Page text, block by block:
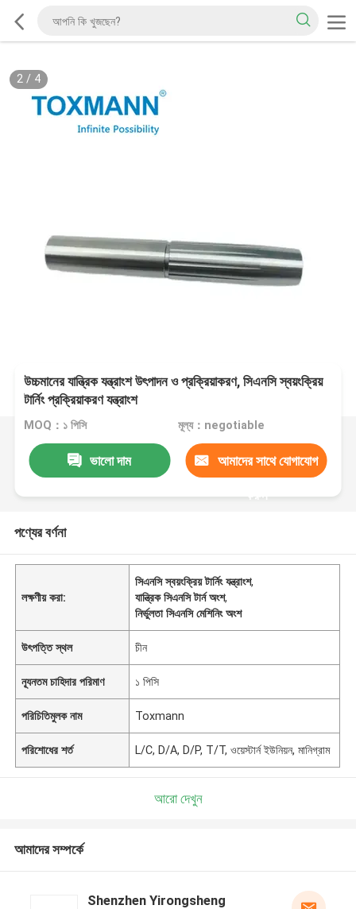
2/ 4
উচ্চমানের যান্ত্রিক যন্ত্রাংশ উৎপাদন ও প্রক্রিয়াকরণ, সিএনসি স্বয়ংক্রিয়
টার্নিং প্রক্রিয়াকরণ যন্ত্রাংশ
MOQ：১ পিসি মূল্য：negotiable
ভালো দাম আমাদের সাথে যোগাযোগ
করুন
পণ্যের বর্ণনা
লক্ষণীয় করা:
সিএনসি স্বয়ংক্রিয় টার্নিং যন্ত্রাংশ,
যান্ত্রিক সিএনসি টার্ন অংশ,
নির্ভুলতা সিএনসি মেশিনিং অংশ
উৎপত্তি স্থল চীন
ন্যূনতম চাহিদার পরিমাণ ১ পিসি
পরিচিতিমুলক নাম Toxmann
পরিশোধের শর্ত L/C, D/A, D/P, T/T, ওয়েস্টার্ন ইউনিয়ন, মানিগ্রাম
আরো দেখুন
আমাদের সম্পর্কে
Shenzhen Yirongsheng